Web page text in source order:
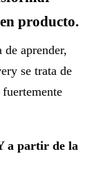
en producto.
aprender,
se trata de
a partir de la